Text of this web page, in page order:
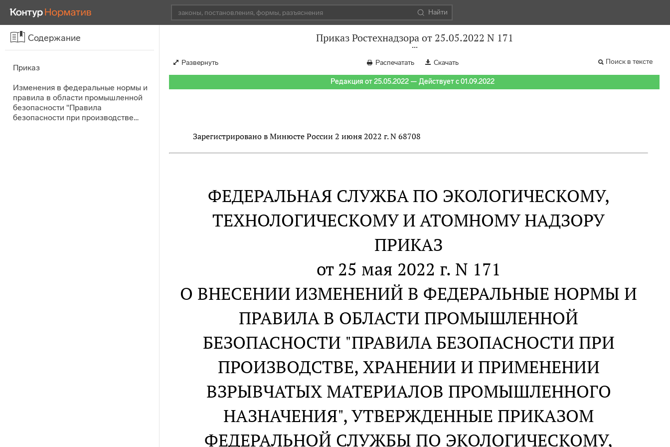
Найти
Содержание
Приказ
Изменения в федеральные нормы и
правила в области промышленной
безопасности "Правила
безопасности при производстве…
Приказ Ростехнадзора от 25.05.2022 N 171
Развернуть Распечатать Скачать Поиск в тексте
Редакция от 25.05.2022 — Действует с 01.09.2022
Зарегистрировано в Минюсте России 2 июня 2022 г. N 68708
ФЕДЕРАЛЬНАЯ СЛУЖБА ПО ЭКОЛОГИЧЕСКОМУ,
ТЕХНОЛОГИЧЕСКОМУ И АТОМНОМУ НАДЗОРУ
ПРИКАЗ
от 25 мая 2022 г. N 171
О ВНЕСЕНИИ ИЗМЕНЕНИЙ В ФЕДЕРАЛЬНЫЕ НОРМЫ И
ПРАВИЛА В ОБЛАСТИ ПРОМЫШЛЕННОЙ
БЕЗОПАСНОСТИ "ПРАВИЛА БЕЗОПАСНОСТИ ПРИ
ПРОИЗВОДСТВЕ, ХРАНЕНИИ И ПРИМЕНЕНИИ
ВЗРЫВЧАТЫХ МАТЕРИАЛОВ ПРОМЫШЛЕННОГО
НАЗНАЧЕНИЯ", УТВЕРЖДЕННЫЕ ПРИКАЗОМ
ФЕДЕРАЛЬНОЙ СЛУЖБЫ ПО ЭКОЛОГИЧЕСКОМУ,